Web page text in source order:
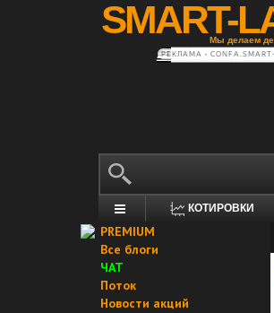
SMART-
Мы делаем
РЕКЛАМА •
КОТИРОВКИ
PREMIUM
Все блоги
ЧАТ
Поток
Новости акций